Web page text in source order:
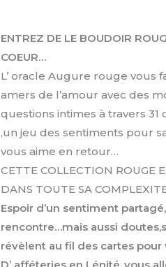
ENTREZ DE LE BOUDOIR
COEUR…
L’ oracle Augure rouge vous
amers de l’amour avec des
questions intimes à travers
,un jeu des sentiments pour
vous aime en retour…
CETTE COLLECTION ROUGE
DANS TOUTE SA
Espoir d’un sentiment
rencontre…mais aussi
révèlent au fil des cartes pour
D’ afféteries en Lénité,,vous